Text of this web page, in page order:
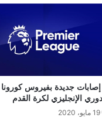
6 إصابات جديدة بفيروس
الإنجليزي لكرة القدم
19 مايو، 2020